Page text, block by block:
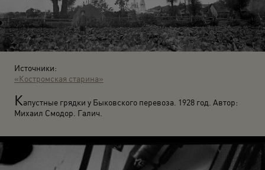
Источники:
«Костромская старина»
Капустные грядки у Быковского перевоза. 1928 год. Автор:
Михаил Смодор. Галич.